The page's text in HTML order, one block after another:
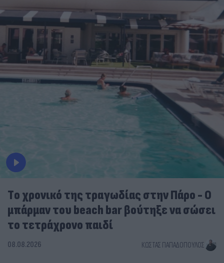
Tο χρονικό της τραγωδίας στην Πάρο - Ο
μπάρμαν του beach bar βούτηξε να σώσει
το τετράχρονο παιδί
08.08.2026 ΚΏΣΤΑΣ ΠΑΠΑΔΌΠΟΥΛΟΣ